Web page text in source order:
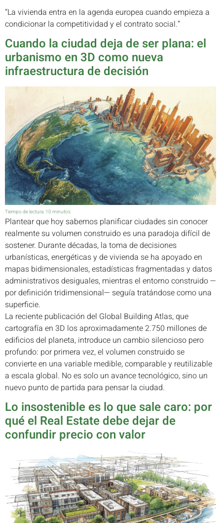
“La vivienda entra en la agenda europea cuando empieza a
condicionar la competitividad y el contrato social.”
Cuando la ciudad deja de ser plana: el
urbanismo en 3D como nueva
infraestructura de decisión
Tiempo de lectura: 10 minutos
Plantear que hoy sabemos planificar ciudades sin conocer
realmente su volumen construido es una paradoja difícil de
sostener. Durante décadas, la toma de decisiones
urbanísticas, energéticas y de vivienda se ha apoyado en
mapas bidimensionales, estadísticas fragmentadas y datos
administrativos desiguales, mientras el entorno construido —
por definición tridimensional— seguía tratándose como una
superficie.
La reciente publicación del Global Building Atlas, que
cartografía en 3D los aproximadamente 2.750 millones de
edificios del planeta, introduce un cambio silencioso pero
profundo: por primera vez, el volumen construido se
convierte en una variable medible, comparable y reutilizable
a escala global. No es solo un avance tecnológico, sino un
nuevo punto de partida para pensar la ciudad.
Lo insostenible es lo que sale caro: por
qué el Real Estate debe dejar de
confundir precio con valor